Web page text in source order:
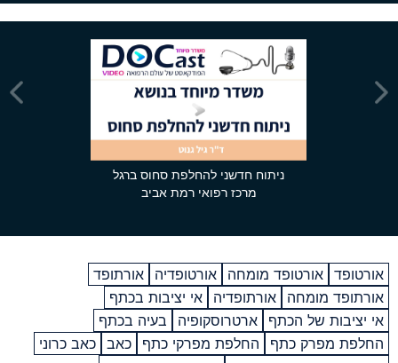
ניתוח חדשני להחלפת סחוס ברגל
מרכז רפואי רמת אביב
אורטופד אורטופד מומחה אורטופדיה
אורתופד
אורתופד מומחה
אורתופדיה
אי יציבות בכתף
אי יציבות של הכתף
ארטרוסקופיה
בעיה בכתף
החלפת מפרק כתף
החלפת מפרקי כתף כאב כאב כרוני